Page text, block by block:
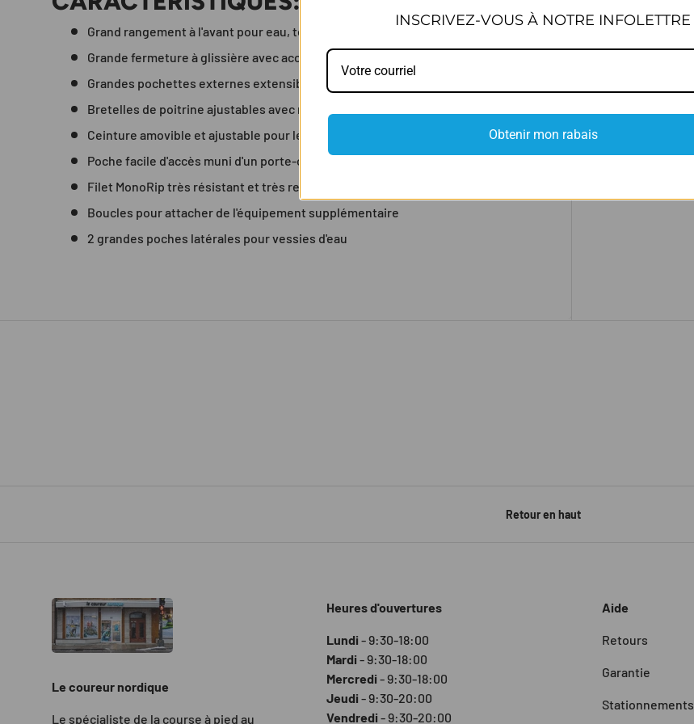
Grand rangement à l'avant pour eau, téléphone, cartes, lunettes et nourriture
Grande fermeture à glissière avec accès complet à l'intérieur du sac
Grandes pochettes externes extensibles en filet
Bretelles de poitrine ajustables avec rail coulissant
Ceinture amovible et ajustable pour les chargements plus lourds
Poche facile d'accès muni d'un porte-clés
Filet MonoRip très résistant et très respirant
Boucles pour attacher de l'équipement supplémentaire
2 grandes poches latérales pour vessies d'eau
Retour en haut
Le coureur nordique
Le spécialiste de la course à pied au
Heures d'ouvertures
Lundi - 9:30-18:00
Mardi - 9:30-18:00
Mercredi - 9:30-18:00
Jeudi - 9:30-20:00
Vendredi - 9:30-20:00
Aide
Retours
Garantie
Stationnements
INSCRIVEZ-VOUS À NOTRE INFOLETTRE
Obtenir mon rabais